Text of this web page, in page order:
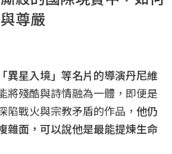
尊嚴
異星入境」等名片的導演丹尼維
將殘酷與詩情融為一體，即便是
陷戰火與宗教矛盾的作品， 他仍
雜面，可以說他是最能提煉生命